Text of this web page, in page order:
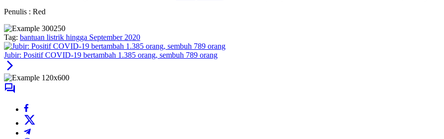
Penulis : Red
Tag: bantuan listrik hingga September 2020
Jubir: Positif COVID-19 bertambah 1.385 orang, sembuh 789 orang